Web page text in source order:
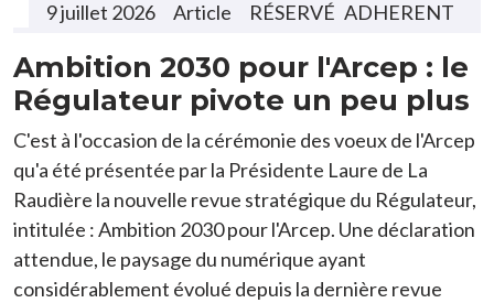
9 juillet 2026
Article ADHERENT
Ambition 2030 pour l'Arcep : le
Régulateur pivote un peu plus
C'est à l'occasion de la cérémonie des voeux de l'Arcep
qu'a été présentée par la Présidente Laure de La
Raudière la nouvelle revue stratégique du Régulateur,
intitulée : Ambition 2030 pour l'Arcep. Une déclaration
attendue, le paysage du numérique ayant
considérablement évolué depuis la dernière revue